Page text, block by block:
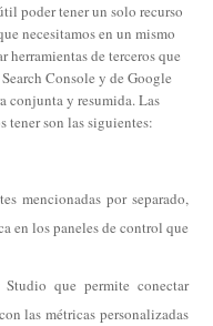
poder tener un solo recurso
necesitamos en un mismo
herramientas de terceros que
Console y de Google
conjunta y resumida. Las
tener son las siguientes:
mencionadas por separado,
en los paneles de control que
que permite conectar
las métricas personalizadas